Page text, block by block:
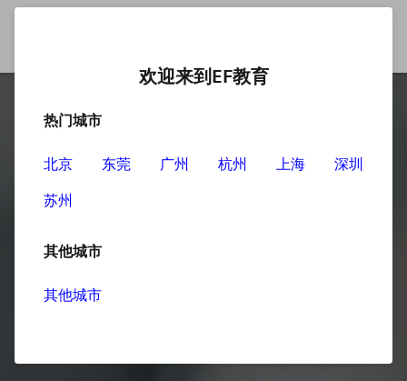
欢迎来到EF教育
热门城市
北京 东莞 广州 杭州 上海
深圳
苏州
其他城市
其他城市